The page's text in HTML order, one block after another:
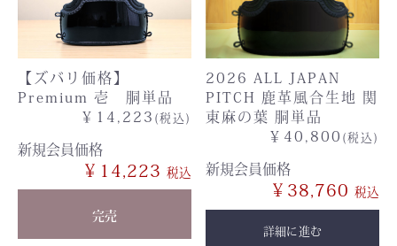
【ズバリ価格】
Premium 壱 胴単品
￥14,223 (税込)
新規会員価格
￥14,223
完売
2026 ALL JAPAN
PITCH 鹿革風合生地 関
東麻の葉 胴単品
￥40,800 (税込)
新規会員価格
￥38,760
詳細に進む